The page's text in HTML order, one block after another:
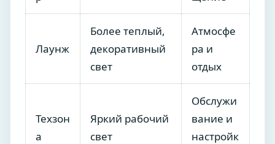
Лаунж
Более теплый,
декоративный
свет
Атмосфе
ра и
отдых
Техзон
а
Яркий рабочий
свет
Обслужи
вание и
настройк